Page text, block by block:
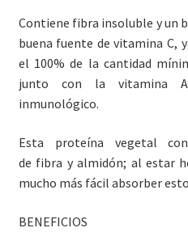
Contiene fibra insoluble y un
buena fuente de vitamina C,
el 100% de la cantidad
junto con la vitamina
inmunológico.
Esta proteína vegetal
de fibra y almidón; al estar
mucho más fácil absorber
BENEFICIOS